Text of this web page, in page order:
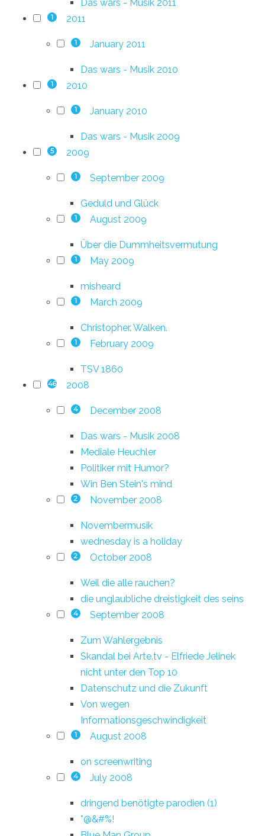
Das wars - Musik 2011
1 2011
1 January 2011
Das wars - Musik 2010
1 2010
1 January 2010
Das wars - Musik 2009
5 2009
1 September 2009
Geduld und Glück
1 August 2009
Über die Dummheitsvermutung
1 May 2009
misheard
1 March 2009
Christopher. Walken.
1 February 2009
TSV 1860
46 2008
4 December 2008
Das wars - Musik 2008
Mediale Heuchler
Politiker mit Humor?
Win Ben Stein's mind
2 November 2008
Novembermusik
wednesday is a holiday
2 October 2008
Weil die alle rauchen?
die unglaubliche dreistigkeit des seins
4 September 2008
Zum Wahlergebnis
Skandal bei Arte.tv - Elfriede Jelinek
nicht unter den Top 10
Datenschutz und die Zukunft
Von wegen
Informationsgeschwindigkeit
1 August 2008
on screenwriting
4 July 2008
dringend benötigte parodien (1)
*@&#%!